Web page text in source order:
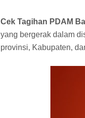
Cek Tagihan PDAM
yang bergerak dalam
provinsi, Kabupaten,